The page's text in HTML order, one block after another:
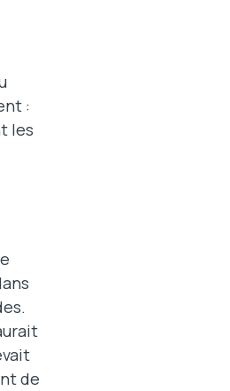
:
les
de